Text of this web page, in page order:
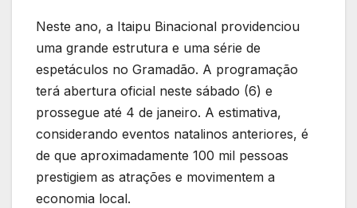
Neste ano, a Itaipu Binacional providenciou
uma grande estrutura e uma série de
espetáculos no Gramadão. A programação
terá abertura oficial neste sábado (6) e
prossegue até 4 de janeiro. A estimativa,
considerando eventos natalinos anteriores, é
de que aproximadamente 100 mil pessoas
prestigiem as atrações e movimentem a
economia local.